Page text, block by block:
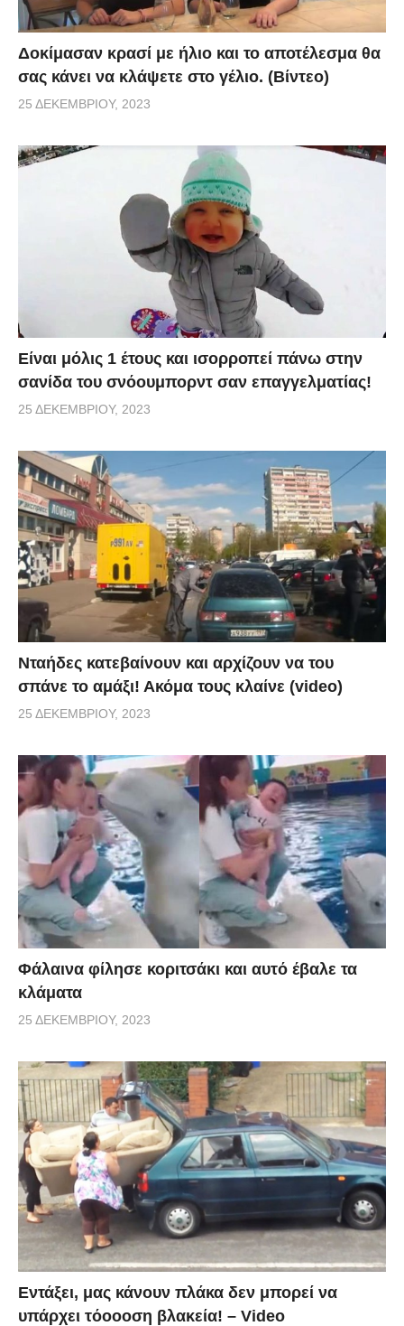
Δοκίμασαν κρασί με ήλιο και το αποτέλεσμα θα
σας κάνει να κλάψετε στο γέλιο. (Βίντεο)
25 ΔΕΚΕΜΒΡΊΟΥ, 2023
Είναι μόλις 1 έτους και ισορροπεί πάνω στην
σανίδα του σνόουμπορντ σαν επαγγελματίας!
25 ΔΕΚΕΜΒΡΊΟΥ, 2023
Νταήδες κατεβαίνουν και αρχίζουν να του
σπάνε το αμάξι! Ακόμα τους κλαίνε (video)
25 ΔΕΚΕΜΒΡΊΟΥ, 2023
Φάλαινα φίλησε κοριτσάκι και αυτό έβαλε τα
κλάματα
25 ΔΕΚΕΜΒΡΊΟΥ, 2023
Εντάξει, μας κάνουν πλάκα δεν μπορεί να
υπάρχει τόοοοση βλακεία! – Video